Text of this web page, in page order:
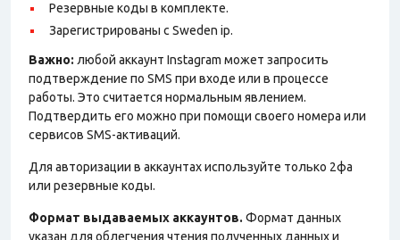
Резервные коды в комплекте.
Зарегистрированы с Sweden ip.
Важно: любой аккаунт Instagram может запросить
подтверждение по SMS при входе или в процессе
работы. Это считается нормальным явлением.
Подтвердить его можно при помощи своего номера или
сервисов SMS-активаций.
Для авторизации в аккаунтах используйте только 2фа
или резервные коды.
Формат выдаваемых аккаунтов. Формат данных
указан для облегчения чтения полученных данных и